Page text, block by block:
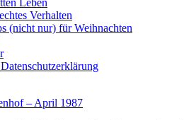
Leben
Verhalten
(nicht nur) für Weihnachten
– April 1987